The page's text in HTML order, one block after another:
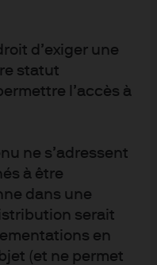
d’exiger une
statut
l’accès à
ne s’adressent
à être
dans une
serait
en
(et ne permet
les EFT actions à
ou trois prochaines
niveau relativement
produits par les